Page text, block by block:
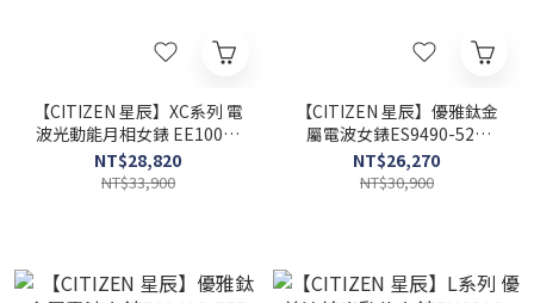
【CITIZEN 星辰】XC系列 電
波光動能月相女錶 EE1004-
73W 29mm 現代鐘錶
NT$28,820
NT$33,900
【CITIZEN 星辰】優雅鈦金
屬電波女錶ES9490-52D
27mm 現代鐘錶
NT$26,270
NT$30,900